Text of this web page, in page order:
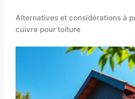
Alternatives et considérations à
cuivre pour toiture